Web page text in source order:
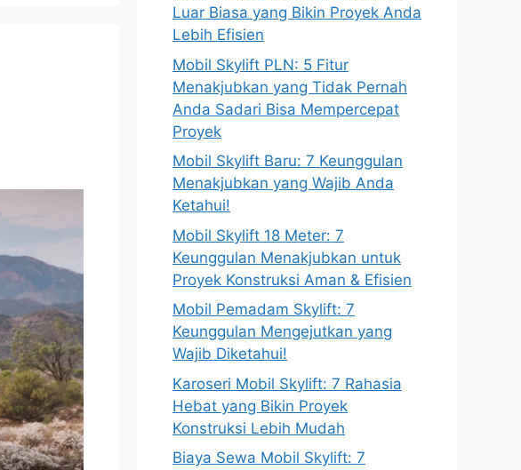
Luar Biasa yang Bikin Proyek Anda
Lebih Efisien
Mobil Skylift PLN: 5 Fitur
Menakjubkan yang Tidak Pernah
Anda Sadari Bisa Mempercepat
Proyek
Mobil Skylift Baru: 7 Keunggulan
Menakjubkan yang Wajib Anda
Ketahui!
Mobil Skylift 18 Meter: 7
Keunggulan Menakjubkan untuk
Proyek Konstruksi Aman & Efisien
Mobil Pemadam Skylift: 7
Keunggulan Mengejutkan yang
Wajib Diketahui!
Karoseri Mobil Skylift: 7 Rahasia
Hebat yang Bikin Proyek
Konstruksi Lebih Mudah
Biaya Sewa Mobil Skylift: 7